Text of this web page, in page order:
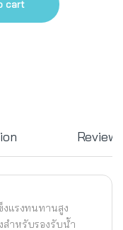
cart
Reviews
งแรงทนทานสูง
สำหรับรองรับน้ำ